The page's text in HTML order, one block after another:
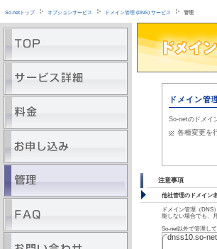
So-netトップ オプションサービス ドメイン管理 (DNS) サービス 管理
ドメイン管
So-netのドメイ
各種変更を
注意事項
他社管理のドメイン
ドメイン管理（
能しない場合でも、
So-net以外で管理し
dnss10.so-